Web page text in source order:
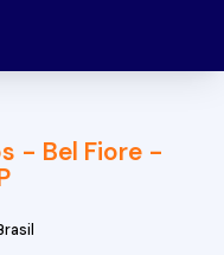
- Bel Fiore -